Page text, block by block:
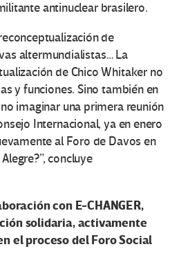
antinuclear brasilero.
de
altermundialistas… La
de Chico Whitaker no
y funciones. Sino también en
imaginar una primera reunión
Internacional, ya en enero
al Foro de Davos en
concluye
con E-CHANGER,
solidaria, activamente
el proceso del Foro Social